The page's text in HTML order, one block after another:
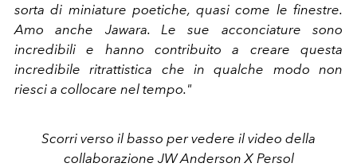
sorta di miniature poetiche, quasi come le finestre.
Amo anche Jawara. Le sue acconciature sono
incredibili e hanno contribuito a creare questa
incredibile ritrattistica che in qualche modo non
riesci a collocare nel tempo."
Scorri verso il basso per vedere il video della
collaborazione JW Anderson X Persol